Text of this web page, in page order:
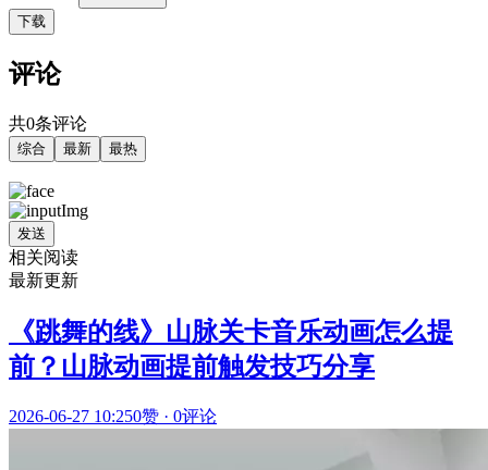
下载
评论
共0条评论
综合 最新 最热
发送
相关阅读
最新更新
《跳舞的线》山脉关卡音乐动画怎么提
前？山脉动画提前触发技巧分享
2026-06-27 10:250赞 · 0评论